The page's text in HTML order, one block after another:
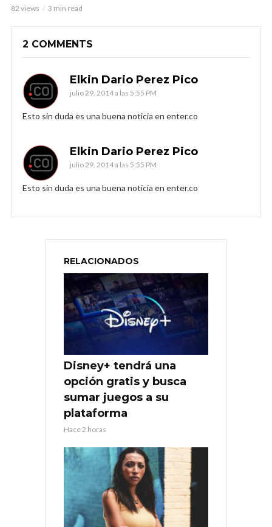
82 views 3 min read
2 COMMENTS
Elkin Dario Perez Pico
julio 29, 2014 a las 5:55 PM
Esto sin duda es una buena noticia en enter.co
Elkin Dario Perez Pico
julio 29, 2014 a las 5:55 PM
Esto sin duda es una buena noticia en enter.co
RELACIONADOS
Disney+ tendrá una
opción gratis y busca
sumar juegos a su
plataforma
Hace 2 horas